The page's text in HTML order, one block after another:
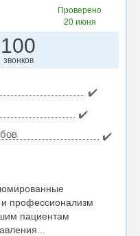
Проверено
20 июня
100
звонков
✔️
✔️
✔️
и профессионализм
пациентам